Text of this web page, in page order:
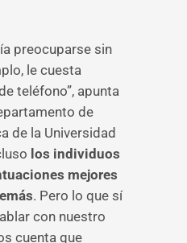
preocuparse sin
le cuesta
teléfono”, apunta
de
de la Universidad
los individuos
mejores
. Pero lo que sí
con nuestro
cuenta que